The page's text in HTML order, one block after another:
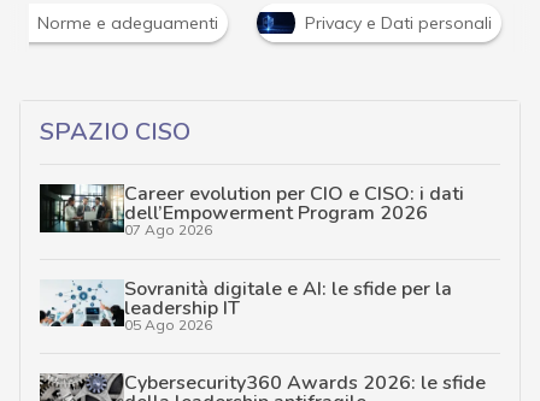
Norme e adeguamenti Privacy e Dati personali
SPAZIO CISO
Career evolution per CIO e CISO: i dati
dell’Empowerment Program 2026
07 Ago 2026
Sovranità digitale e AI: le sfide per la
leadership IT
05 Ago 2026
Cybersecurity360 Awards 2026: le sfide